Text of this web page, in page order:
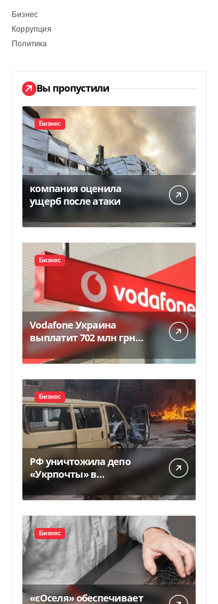
Бизнес
Коррупция
Политика
Вы пропустили
Бизнес
компания оценила
ущерб после атаки
Бизнес
Vodafone Украина
выплатит 702 млн грн
дивидендов — Delo.ua
Бизнес
РФ уничтожила депо
«Укрпочты» в
Павлограде: есть
погибшие и ранены
Бизнес
«єОселя» обеспечивает